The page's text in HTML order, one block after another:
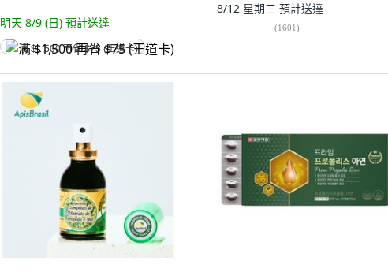
明天 8/9 (日) 預計送達
满 $1,500 再省 $75 (王道卡)
8/12 星期三 預計送達
(1601)